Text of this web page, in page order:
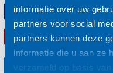
informatie over uw
partners voor social
partners kunnen deze
informatie die u aan ze
verzameld op basis
TXTOpslaan
PDFOpslaan
Opslaan in uw mandje